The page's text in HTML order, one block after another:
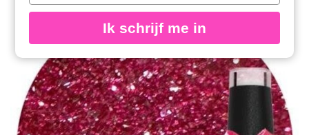
e-
in
Ik schrijf me in